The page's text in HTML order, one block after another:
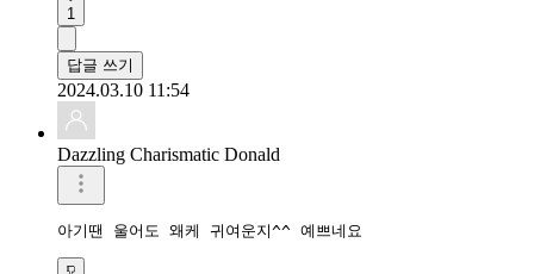
1
답글 쓰기
2024.03.10 11:54
Dazzling Charismatic Donald
아기땐 울어도 왜케 귀여운지^^ 예쁘네요